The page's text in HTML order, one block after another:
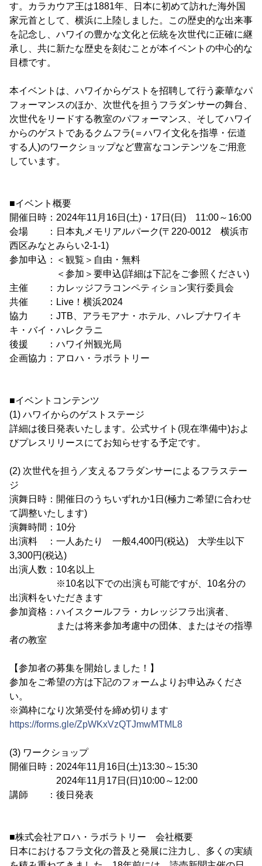
す。カラカウア王は1881年、日本に初めて訪れた海外国
家元首として、横浜に上陸しました。この歴史的な出来事
を記念し、ハワイの豊かな文化と伝統を次世代に正確に継
承し、共に新たな歴史を刻むことが本イベントの中心的な
目標です。
本イベントは、ハワイからゲストを招聘して行う豪華なパ
フォーマンスのほか、次世代を担うフラダンサーの舞台、
次世代をリードする教室のパフォーマンス、そしてハワイ
からのゲストであるクムフラ(＝ハワイ文化を指導・伝道
する人)のワークショップなど豊富なコンテンツをご用意
しています。
■イベント概要
開催日時：2024年11月16日(土)・17日(日) 11:00～16:00
会場 ：日本丸メモリアルパーク(〒220-0012 横浜市
西区みなとみらい2-1-1)
参加申込：＜観覧＞自由・無料
＜参加＞要申込(詳細は下記をご参照ください)
主催 ：カレッジフラコンペティション実行委員会
共催 ：Live！横浜2024
協力 ：JTB、アラモアナ・ホテル、ハレプナワイキ
キ・バイ・ハレクラニ
後援 ：ハワイ州観光局
企画協力：アロハ・ラボラトリー
■イベントコンテンツ
(1) ハワイからのゲストステージ
詳細は後日発表いたします。公式サイト(現在準備中)およ
びプレスリリースにてお知らせする予定です。
(2) 次世代を担う／支えるフラダンサーによるフラステー
ジ
演舞日時：開催日のうちいずれか1日(極力ご希望に合わせ
て調整いたします)
演舞時間：10分
出演料 ：一人あたり 一般4,400円(税込) 大学生以下
3,300円(税込)
出演人数：10名以上
※10名以下での出演も可能ですが、10名分の
出演料をいただきます
参加資格：ハイスクールフラ・カレッジフラ出演者、
または将来参加考慮中の団体、またはその指導
者の教室
【参加者の募集を開始しました！】
参加をご希望の方は下記のフォームよりお申込みくださ
い。
※満枠になり次第受付を締め切ります
https://forms.gle/ZpWKxVzQTJmwMTML8
(3) ワークショップ
開催日時：2024年11月16日(土)13:30～15:30
2024年11月17日(日)10:00～12:00
講師 ：後日発表
■株式会社アロハ・ラボラトリー 会社概要
日本におけるフラ文化の普及と発展に注力し、多くの実績